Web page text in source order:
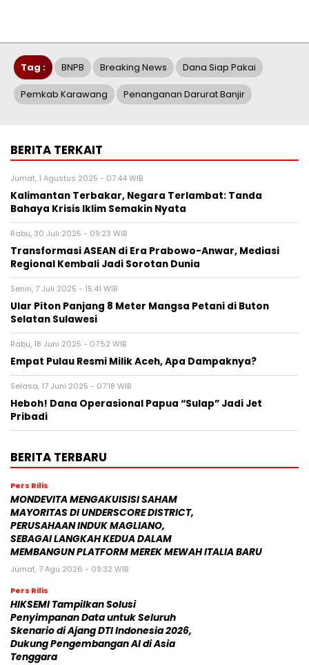
Tag : BNPB Breaking News Dana Siap Pakai
Pemkab Karawang Penanganan Darurat Banjir
BERITA TERKAIT
Jumat, 1 Agustus 2025 - 07:44 WIB
Kalimantan Terbakar, Negara Terlambat: Tanda
Bahaya Krisis Iklim Semakin Nyata
Rabu, 30 Juli 2025 - 09:23 WIB
Transformasi ASEAN di Era Prabowo-Anwar, Mediasi
Regional Kembali Jadi Sorotan Dunia
Senin, 7 Juli 2025 - 15:41 WIB
Ular Piton Panjang 8 Meter Mangsa Petani di Buton
Selatan Sulawesi
Rabu, 18 Juni 2025 - 07:52 WIB
Empat Pulau Resmi Milik Aceh, Apa Dampaknya?
Selasa, 17 Juni 2025 - 07:18 WIB
Heboh! Dana Operasional Papua “Sulap” Jadi Jet
Pribadi
BERITA TERBARU
Pers Rilis
MONDEVITA MENGAKUISISI SAHAM
MAYORITAS DI UNDERSCORE DISTRICT,
PERUSAHAAN INDUK MAGLIANO,
SEBAGAI LANGKAH KEDUA DALAM
MEMBANGUN PLATFORM MEREK MEWAH ITALIA BARU
Jumat, 7 Agu 2026 - 09:32 WIB
Pers Rilis
HIKSEMI Tampilkan Solusi
Penyimpanan Data untuk Seluruh
Skenario di Ajang DTI Indonesia 2026,
Dukung Pengembangan AI di Asia
Tenggara